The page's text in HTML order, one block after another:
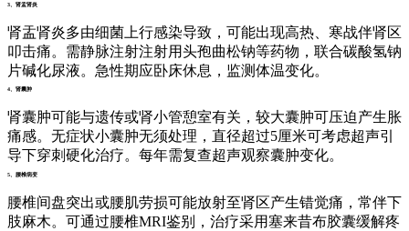
3、肾盂肾炎
肾盂肾炎多由细菌上行感染导致，可能出现高热、寒战伴肾区
叩击痛。需静脉注射注射用头孢曲松钠等药物，联合碳酸氢钠
片碱化尿液。急性期应卧床休息，监测体温变化。
4、肾囊肿
肾囊肿可能与遗传或肾小管憩室有关，较大囊肿可压迫产生胀
痛感。无症状小囊肿无须处理，直径超过5厘米可考虑超声引
导下穿刺硬化治疗。每年需复查超声观察囊肿变化。
5、腰椎病变
腰椎间盘突出或腰肌劳损可能放射至肾区产生错觉痛，常伴下
肢麻木。可通过腰椎MRI鉴别，治疗采用塞来昔布胶囊缓解疼